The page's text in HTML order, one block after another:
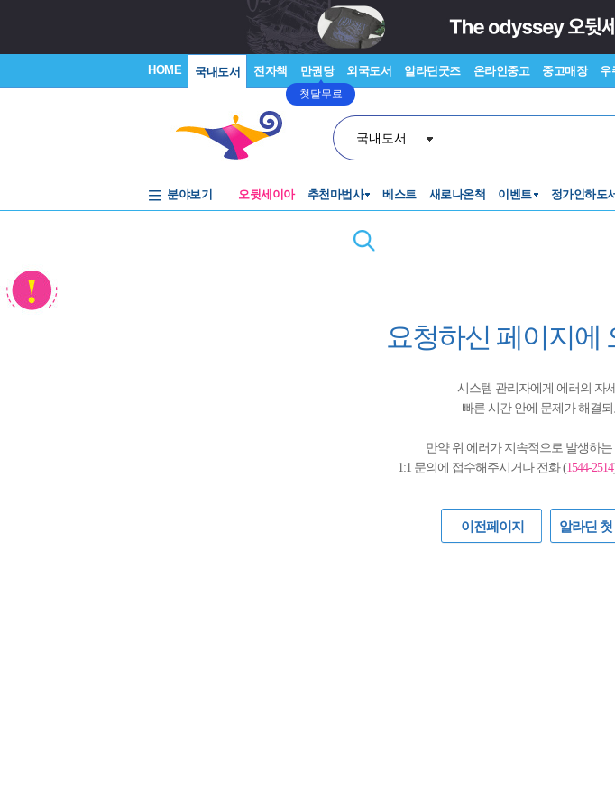
HOME 국내도서 전자책 만권당
첫달무료
외국도서 알라딘굿즈 온라인중고 중고매장 우
국내도서
분야보기 오뒷세이아 추천마법사 베스트 새로나온책 이벤트 정가인하도서
요청하신 페이지에
시스템 관리자에게 에러의 자
빠른 시간 안에 문제가 해결
만약 위 에러가 지속적으로 발생하
1:1 문의에 접수해주시거나 전화 (1544-2514
이전페이지 알라딘